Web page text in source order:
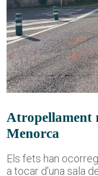
Atropellament
Menorca
Els fets han
a tocar d'una sala